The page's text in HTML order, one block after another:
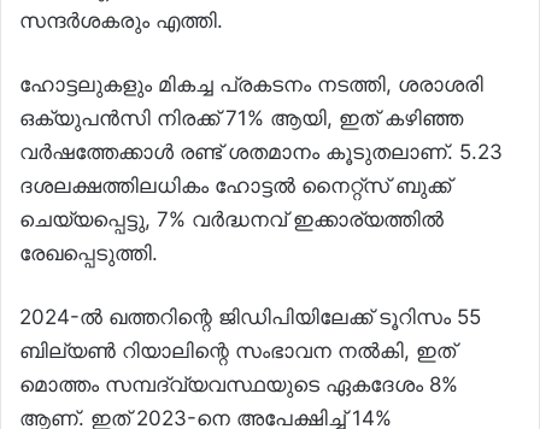
സന്ദർശകരും എത്തി.
ഹോട്ടലുകളും മികച്ച പ്രകടനം നടത്തി, ശരാശരി
ഒക്യുപൻസി നിരക്ക് 71% ആയി, ഇത് കഴിഞ്ഞ
വർഷത്തേക്കാൾ രണ്ട് ശതമാനം കൂടുതലാണ്. 5.23
ദശലക്ഷത്തിലധികം ഹോട്ടൽ നൈറ്റ്സ് ബുക്ക്
ചെയ്യപ്പെട്ടു, 7% വർദ്ധനവ് ഇക്കാര്യത്തിൽ
രേഖപ്പെടുത്തി.
2024-ൽ ഖത്തറിന്റെ ജിഡിപിയിലേക്ക് ടൂറിസം 55
ബില്യൺ റിയാലിന്റെ സംഭാവന നൽകി, ഇത്
മൊത്തം സമ്പദ്‌വ്യവസ്ഥയുടെ ഏകദേശം 8%
ആണ്. ഇത് 2023-നെ അപേക്ഷിച്ച് 14%